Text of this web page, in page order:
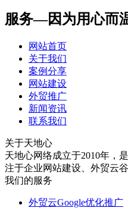
服务—因为用心而
网站首页
关于我们
案例分享
网站建设
外贸推广
新闻资讯
联系我们
关于天地心
天地心网络成立于2010年，
注于企业网站建设、外贸云
我们的服务
外贸云Google优化推广